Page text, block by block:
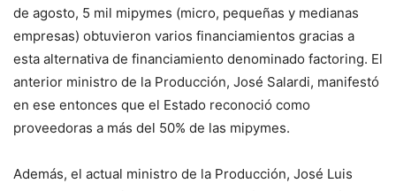
de agosto, 5 mil mipymes (micro, pequeñas y medianas
empresas) obtuvieron varios financiamientos gracias a
esta alternativa de financiamiento denominado factoring. El
anterior ministro de la Producción, José Salardi, manifestó
en ese entonces que el Estado reconoció como
proveedoras a más del 50% de las mipymes.
Además, el actual ministro de la Producción, José Luis